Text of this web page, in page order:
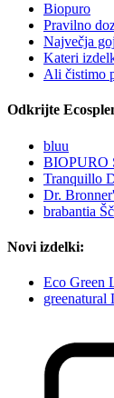
Biopuro
Pravilno
Največja
Kateri
Ali čistimo
Odkrijte
bluu
BIOPURO
Tranquillo
Dr.
brabantia
Novi izdelki:
Eco Green
greenatural